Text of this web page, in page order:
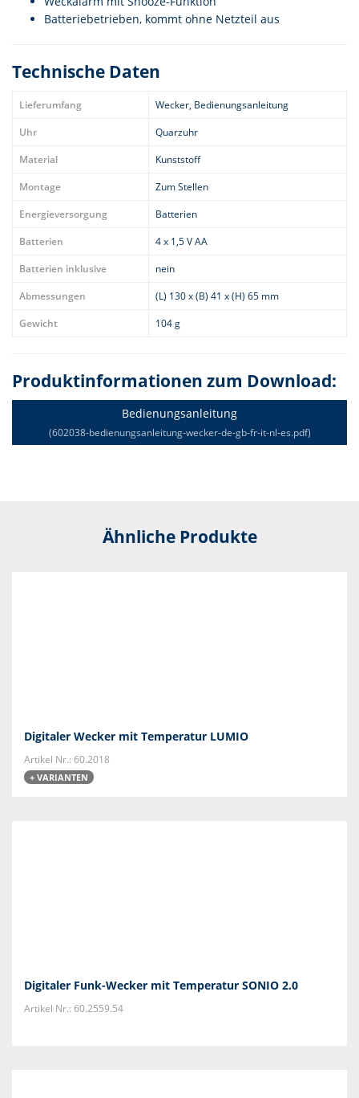
Batteriebetrieben, kommt ohne Netzteil aus
Technische Daten
Lieferumfang
Wecker, Bedienungsanleitung
Uhr
Quarzuhr
Material
Kunststoff
Montage
Zum Stellen
Energieversorgung
Batterien
Batterien
4 x 1,5 V AA
Batterien inklusive
nein
Abmessungen
(L) 130 x (B) 41 x (H) 65 mm
Gewicht
104 g
Produktinformationen zum Download:
Bedienungsanleitung
(602038-bedienungsanleitung-wecker-de-gb-fr-it-nl-es.pdf)
Ähnliche Produkte
Digitaler Wecker mit Temperatur LUMIO
Artikel Nr.: 60.2018
+ VARIANTEN
Digitaler Funk-Wecker mit Temperatur SONIO 2.0
Artikel Nr.: 60.2559.54